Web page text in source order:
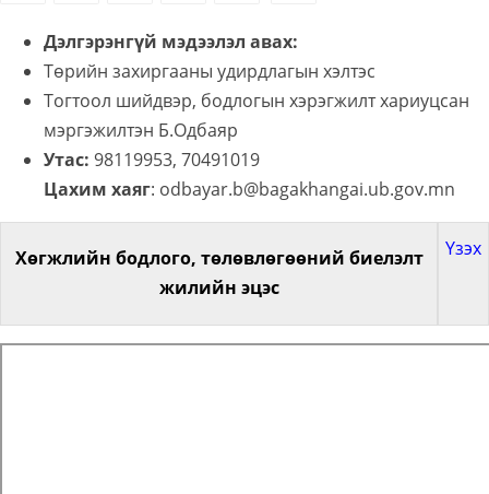
Дэлгэрэнгүй мэдээлэл авах:
Төрийн захиргааны удирдлагын хэлтэс
Тогтоол шийдвэр, бодлогын хэрэгжилт хариуцсан
мэргэжилтэн Б.Одбаяр
Утас: 98119953, 70491019
Цахим хаяг: odbayar.b@bagakhangai.ub.gov.mn
Хөгжлийн бодлого, төлөвлөгөөний биелэлт
жилийн эцэс
Үзэх